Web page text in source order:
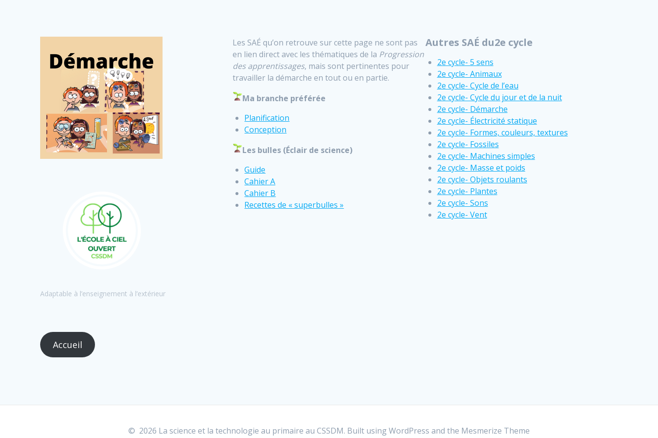
Adaptable à l’enseignement à l’extérieur
Les SAÉ qu’on retrouve sur cette page ne sont pas
en lien direct avec les thématiques de la Progression
des apprentissages, mais sont pertinentes pour
travailler la démarche en tout ou en partie.
Ma branche préférée
Planification
Conception
Les bulles (Éclair de science)
Guide
Cahier A
Cahier B
Recettes de « superbulles »
Autres SAÉ du2e cycle
2e cycle- 5 sens
2e cycle- Animaux
2e cycle- Cycle de l’eau
2e cycle- Cycle du jour et de la nuit
2e cycle- Démarche
2e cycle- Électricité statique
2e cycle- Formes, couleurs, textures
2e cycle- Fossiles
2e cycle- Machines simples
2e cycle- Masse et poids
2e cycle- Objets roulants
2e cycle- Plantes
2e cycle- Sons
2e cycle- Vent
Accueil
© 2026 La science et la technologie au primaire au CSSDM. Built using WordPress and the Mesmerize Theme